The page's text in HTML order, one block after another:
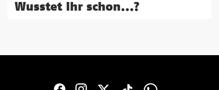
Wusstet Ihr schon...?